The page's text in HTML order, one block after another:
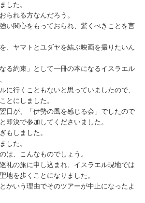
した。
られる方なんだろう。
い関心をもっておられ、驚くべきことを言
、ヤマトとユダヤを結ぶ映画を撮りたいん
る約束」として一冊の本になるイスラエル
に行くこともないと思っていましたので、
とにしました。
日が、「伊勢の風を感じる会」でしたので
即決で参加してくださいました。
もしました。
した。
は、こんなものでしょう。
礼の旅に申し込まれ、イスラエル現地では
地を歩くことになりました。
かいう理由でそのツアーが中止になったよ